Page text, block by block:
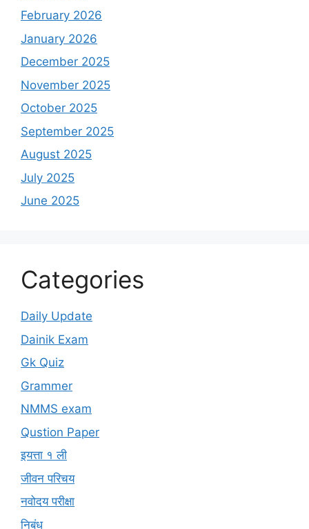
February 2026
January 2026
December 2025
November 2025
October 2025
September 2025
August 2025
July 2025
June 2025
Categories
Daily Update
Dainik Exam
Gk Quiz
Grammer
NMMS exam
Qustion Paper
इयत्ता १ ली
जीवन परिचय
नवोदय परीक्षा
निबंध